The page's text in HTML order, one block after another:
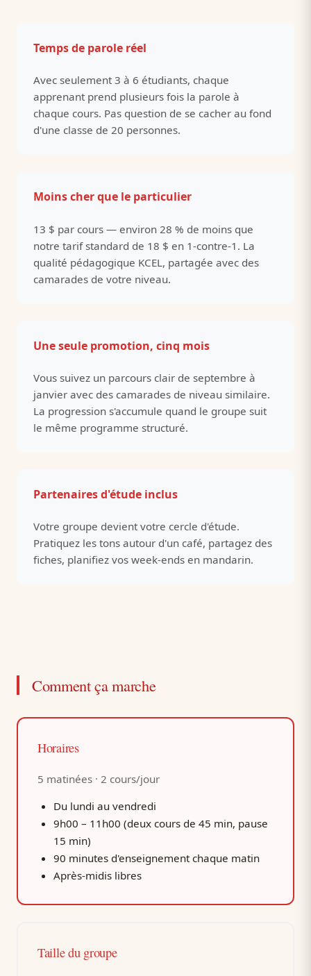
Temps de parole réel
Avec seulement 3 à 6 étudiants, chaque
apprenant prend plusieurs fois la parole à
chaque cours. Pas question de se cacher au fond
d'une classe de 20 personnes.
Moins cher que le particulier
13 $ par cours — environ 28 % de moins que
notre tarif standard de 18 $ en 1-contre-1. La
qualité pédagogique KCEL, partagée avec des
camarades de votre niveau.
Une seule promotion, cinq mois
Vous suivez un parcours clair de septembre à
janvier avec des camarades de niveau similaire.
La progression s'accumule quand le groupe suit
le même programme structuré.
Partenaires d'étude inclus
Votre groupe devient votre cercle d'étude.
Pratiquez les tons autour d'un café, partagez des
fiches, planifiez vos week-ends en mandarin.
Comment ça marche
Horaires
5 matinées · 2 cours/jour
Du lundi au vendredi
9h00 – 11h00 (deux cours de 45 min, pause
15 min)
90 minutes d'enseignement chaque matin
Après-midis libres
Taille du groupe